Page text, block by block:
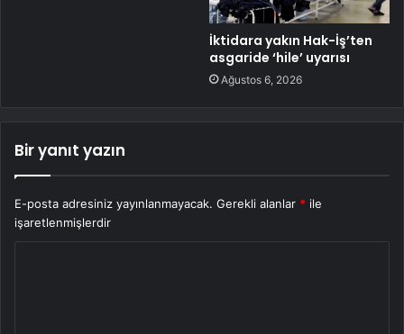
İktidara yakın Hak-İş’ten
asgaride ‘hile’ uyarısı
Ağustos 6, 2026
Bir yanıt yazın
E-posta adresiniz yayınlanmayacak. Gerekli alanlar * ile
işaretlenmişlerdir